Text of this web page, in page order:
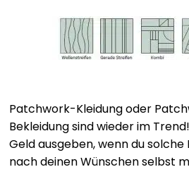
Patchwork-Kleidung oder
Bekleidung sind wieder im
Geld ausgeben, wenn du
nach deinen Wünschen selbst